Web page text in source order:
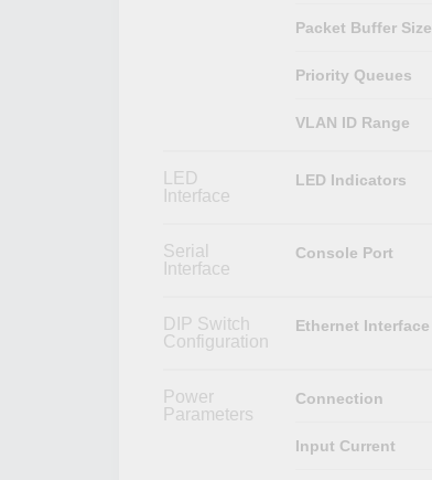
Packet Buffer Size
Priority Queues
VLAN ID Range
LED
Interface
LED Indicators
Serial
Interface
Console Port
DIP Switch
Configuration
Ethernet Interface
Power
Parameters
Connection
Input Current